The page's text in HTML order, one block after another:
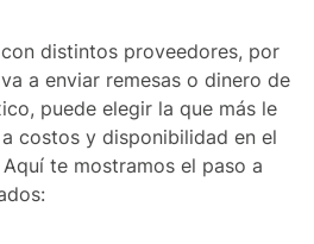
distintos proveedores, por
a enviar remesas o dinero de
puede elegir la que más le
costos y disponibilidad en el
te mostramos el paso a